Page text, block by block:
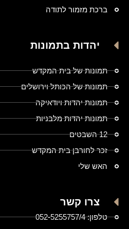
ברכת מזמור לתודה
יהדות בתמונות
תמונות של בית המקדש
תמונות של הכותל וירושלים
תמונות יהדות ויודאיקה
תמונות יהדות מלבניות
12 השבטים
זכר לחורבן בית המקדש
האש שלי
צרו קשר
טלפון: 052-5255757/4